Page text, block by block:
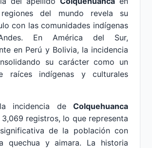
del mundo revela su
con las comunidades indígenas
En América del Sur,
en Perú y Bolivia, la incidencia
su carácter como un
raíces indígenas y culturales
incidencia de Colquehuanca
registros, lo que representa
de la población con
quechua y aimara. La historia